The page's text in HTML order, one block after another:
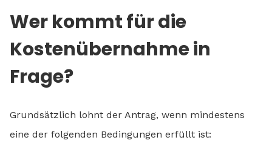
Wer kommt für die
Kostenübernahme in
Frage?
Grundsätzlich lohnt der Antrag, wenn mindestens
eine der folgenden Bedingungen erfüllt ist: